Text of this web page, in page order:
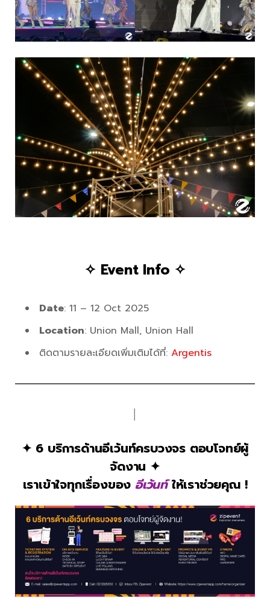
✧ Event Info ✧
Date: 11 – 12 Oct 2025​
Location: Union Mall, Union Hall
ติดตามรายละเอียดเพิ่มเติมได้ที่: Argentis
✦ 6 บริการด้านอีเว้นท์ครบวงจร ตอบโจทย์ผู้
จัดงาน ✦
เราเข้าใจทุกเรื่องของ อีเว้นท์ให้เราช่วยคุณ !